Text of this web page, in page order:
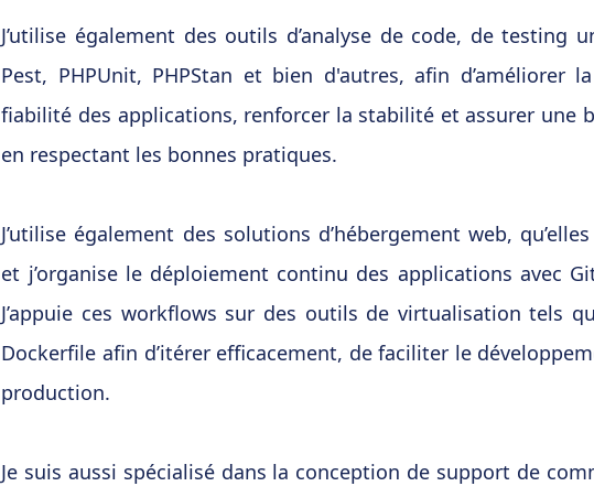
J’utilise également des outils d’analyse de code, de testing
Pest, PHPUnit, PHPStan et bien d'autres, afin d’améliorer
fiabilité des applications, renforcer la stabilité et assurer une
en respectant les bonnes pratiques.
J’utilise également des solutions d’hébergement web,
et j’organise le déploiement continu des applications avec
J’appuie ces workflows sur des outils de virtualisation tels
Dockerfile afin d’itérer efficacement, de faciliter le
production.
Je suis aussi spécialisé dans la conception de support de